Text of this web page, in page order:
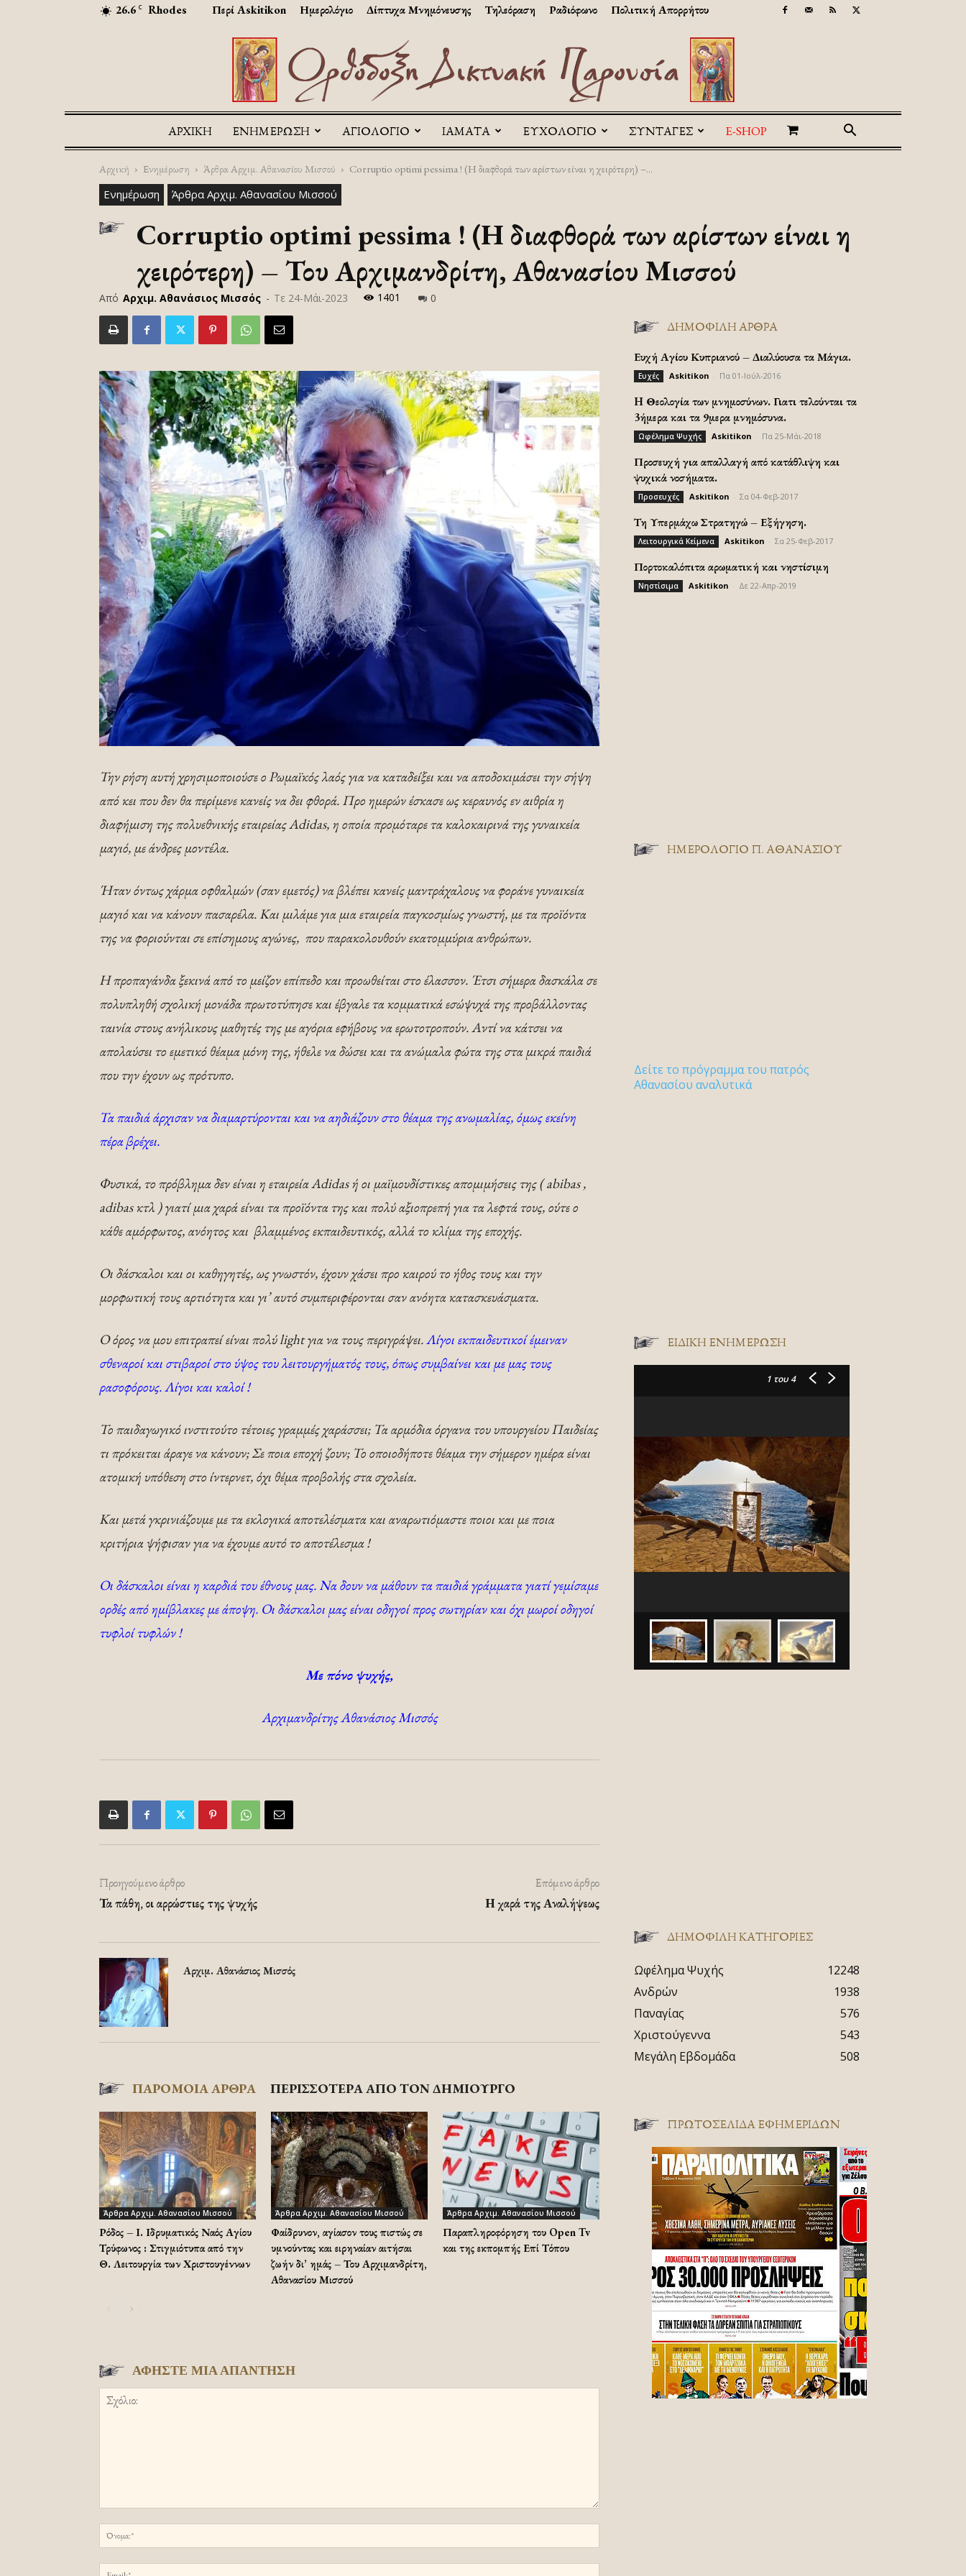
26.6 C Rhodes Περί Askitikon Ημερολόγιο Δίπτυχα Μνημόνευσης Τηλεόραση Ραδιόφωνο Πολιτική Απορρήτου
Askitikon
ΑΡΧΙΚΉ ΕΝΗΜΕΡΩΣΗ ΑΓΙΟΛΟΓΙΟ ΙΑΜΑΤΑ ΕΥΧΟΛΟΓΙΟ ΣΥΝΤΑΓΕΣ E-SHOP
Αρχική Ενημέρωση Άρθρα Αρχιμ. Αθανασίου Μισσού Corruptio optimi pessima ! (Η διαφθορά των αρίστων είναι η χειρότερη) –...
Ενημέρωση Άρθρα Αρχιμ. Αθανασίου Μισσού
Corruptio optimi pessima ! (Η διαφθορά των αρίστων είναι η
χειρότερη) – Του Αρχιμανδρίτη, Αθανασίου Μισσού
Από Αρχιμ. Αθανάσιος Μισσός - Τε 24-Μάι-2023 1401 0
Την ρήση αυτή χρησιμοποιούσε ο Ρωμαϊκός λαός για να καταδείξει και να αποδοκιμάσει την σήψη
από κει που δεν θα περίμενε κανείς να δει φθορά. Προ ημερών έσκασε ως κεραυνός εν αιθρία η
διαφήμιση της πολυεθνικής εταιρείας Adidas, η οποία προμόταρε τα καλοκαιρινά της γυναικεία
μαγιό, με άνδρες μοντέλα.
Ήταν όντως χάρμα οφθαλμών (σαν εμετός) να βλέπει κανείς μαντράχαλους να φοράνε γυναικεία
μαγιό και να κάνουν πασαρέλα. Και μιλάμε για μια εταιρεία παγκοσμίως γνωστή, με τα προϊόντα
της να φοριούνται σε επίσημους αγώνες, που παρακολουθούν εκατομμύρια ανθρώπων.
Η προπαγάνδα ξεκινά από το μείζον επίπεδο και προωθείται στο έλασσον. Έτσι σήμερα δασκάλα σε
πολυπληθή σχολική μονάδα πρωτοτύπησε και έβγαλε τα κομματικά εσώψυχά της προβάλλοντας
ταινία στους ανήλικους μαθητές της με αγόρια εφήβους να ερωτοτροπούν. Αντί να κάτσει να
απολαύσει το εμετικό θέαμα μόνη της, ήθελε να δώσει και τα ανώμαλα φώτα της στα μικρά παιδιά
που την έχουν ως πρότυπο.
Τα παιδιά άρχισαν να διαμαρτύρονται και να αηδιάζουν στο θέαμα της ανωμαλίας, όμως εκείνη
πέρα βρέχει.
Φυσικά, το πρόβλημα δεν είναι η εταιρεία Adidas ή οι μαϊμουδίστικες απομιμήσεις της ( abibas ,
adibas κτλ ) γιατί μια χαρά είναι τα προϊόντα της και πολύ αξιοπρεπή για τα λεφτά τους, ούτε ο
κάθε αμόρφωτος, ανόητος και βλαμμένος εκπαιδευτικός, αλλά το κλίμα της εποχής.
Οι δάσκαλοι και οι καθηγητές, ως γνωστόν, έχουν χάσει προ καιρού το ήθος τους και την
μορφωτική τους αρτιότητα και γι’ αυτό συμπεριφέρονται σαν ανόητα κατασκευάσματα.
Ο όρος να μου επιτραπεί είναι πολύ light για να τους περιγράψει.Λίγοι εκπαιδευτικοί έμειναν
σθεναροί και στιβαροί στο ύψος του λειτουργήματός τους, όπως συμβαίνει και με μας τους
ρασοφόρους. Λίγοι και καλοί !
Το παιδαγωγικό ινστιτούτο τέτοιες γραμμές χαράσσει; Τα αρμόδια όργανα του υπουργείου Παιδείας
τι πρόκειται άραγε να κάνουν; Σε ποια εποχή ζουν; Το οποιοδήποτε θέαμα την σήμερον ημέρα είναι
ατομική υπόθεση στο ίντερνετ, όχι θέμα προβολής στα σχολεία.
Και μετά γκρινιάζουμε με τα εκλογικά αποτελέσματα και αναρωτιόμαστε ποιοι και με ποια
κριτήρια ψήφισαν για να έχουμε αυτό το αποτέλεσμα !
Οι δάσκαλοι είναι η καρδιά του έθνους μας. Να δουν να μάθουν τα παιδιά γράμματα γιατί γεμίσαμε
ορδές από ημίβλακες με άποψη. Οι δάσκαλοι μας είναι οδηγοί προς σωτηρίαν και όχι μωροί οδηγοί
τυφλοί τυφλών !
Με πόνο ψυχής,
Αρχιμανδρίτης Αθανάσιος Μισσός
Προηγούμενο άρθρο
Τα πάθη, οι αρρώστιες της ψυχής
Επόμενο άρθρο
Η χαρά της Αναλήψεως
Αρχιμ. Αθανάσιος Μισσός
ΠΑΡΟΜΟΙΑ ΑΡΘΡΑ ΠΕΡΙΣΣΟΤΕΡΑ ΑΠΟ ΤΟΝ ΔΗΜΙΟΥΡΓΟ
Άρθρα Αρχιμ. Αθανασίου Μισσού
Ρόδος – Ι. Ιδρυματικός Ναός Αγίου
Τρύφωνος : Στιγμιότυπα από την
Θ. Λειτουργία των Χριστουγέννων
Άρθρα Αρχιμ. Αθανασίου Μισσού
Φαίδρυνον, αγίασον τους πιστώς σε
υμνούντας και ειρηναίαν αιτήσαι
ζωήν δι’ ημάς – Του Αρχιμανδρίτη,
Αθανασίου Μισσού
Άρθρα Αρχιμ. Αθανασίου Μισσού
Παραπληροφόρηση του Open Tv
και της εκπομπής Επί Τόπου
ΑΦΗΣΤΕ ΜΙΑ ΑΠΑΝΤΗΣΗ
ΔΗΜΟΦΙΛΗ ΑΡΘΡΑ
Ευχή Αγίου Κυπριανού – Διαλύουσα τα Μάγια.
Ευχές Askitikon Πα 01-Ιούλ-2016
H Θεολογία των μνημοσύνων. Γιατι τελούνται τα
3ήμερα και τα 9μερα μνημόσυνα.
Ωφέλημα Ψυχής Askitikon Πα 25-Μάι-2018
Προσευχή για απαλλαγή από κατάθλιψη και
ψυχικά νοσήματα.
Προσευχές Askitikon Σα 04-Φεβ-2017
Τη Υπερμάχω Στρατηγώ – Εξήγηση.
Λειτουργικά Κείμενα Askitikon Σα 25-Φεβ-2017
Πορτοκαλόπιτα αρωματική και νηστίσιμη
Νηστίσιμα Askitikon Δε 22-Απρ-2019
ΗΜΕΡΟΛΟΓΙΟ Π. ΑΘΑΝΑΣΙΟΥ
Δείτε το πρόγραμμα του πατρός
Αθανασίου αναλυτικά
ΕΙΔΙΚΉ ΕΝΗΜΈΡΩΣΗ
1 του 4
ΔΗΜΟΦΙΛΗ ΚΑΤΗΓΟΡΙΕΣ
Ωφέλημα Ψυχής
12248
Ανδρών
1938
Παναγίας
576
Χριστούγεννα
543
Μεγάλη Εβδομάδα
508
ΠΡΩΤΟΣΈΛΙΔΑ ΕΦΗΜΕΡΊΔΩΝ